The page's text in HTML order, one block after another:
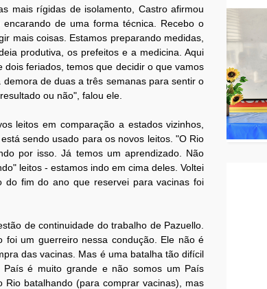
mais rígidas de isolamento, Castro afirmou
de uma forma técnica. Recebo o
mais coisas. Estamos preparando medidas,
produtiva, os prefeitos e a medicina. Aqui
feriados, temos que decidir o que vamos
de duas a três semanas para sentir o
ou não", falou ele.
leitos em comparação a estados vizinhos,
sendo usado para os novos leitos. "O Rio
por isso. Já temos um aprendizado. Não
leitos - estamos indo em cima deles. Voltei
fim do ano que reservei para vacinas foi
de continuidade do trabalho de Pazuello.
foi um guerreiro nessa condução. Ele não é
das vacinas. Mas é uma batalha tão difícil
é muito grande e não somos um País
batalhando (para comprar vacinas), mas